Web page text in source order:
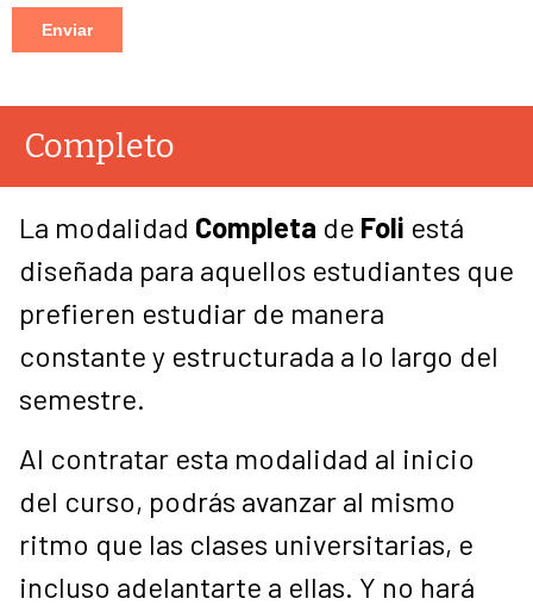
Completo
La modalidad Completa de Foli está
diseñada para aquellos estudiantes que
prefieren estudiar de manera
constante y estructurada a lo largo del
semestre.
Al contratar esta modalidad al inicio
del curso, podrás avanzar al mismo
ritmo que las clases universitarias, e
incluso adelantarte a ellas. Y no hará